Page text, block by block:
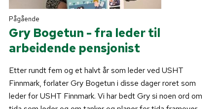
Pågående
Gry Bogetun - fra leder til
arbeidende pensjonist
Etter rundt fem og et halvt år som leder ved USHT
Finnmark, forlater Gry Bogetun i disse dager roret som
leder for USHT Finnmark. Vi har bedt Gry si noen ord om